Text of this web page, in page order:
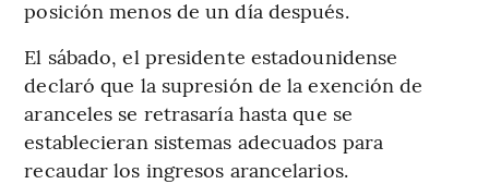
posición menos de un día después.
El sábado, el presidente estadounidense
declaró que la supresión de la exención de
aranceles se retrasaría hasta que se
establecieran sistemas adecuados para
recaudar los ingresos arancelarios.